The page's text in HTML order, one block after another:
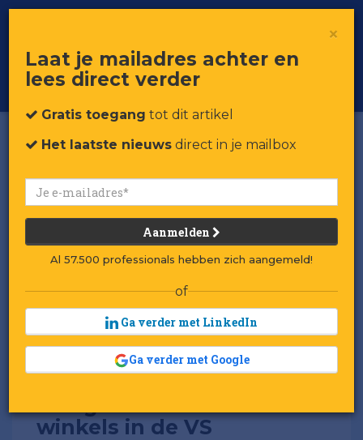
Voor professionals in retail & brands
Toggle
winkels in de VS
×
Laat je mailadres achter en
lees direct verder
Gratis toegang tot dit artikel
Het laatste nieuws direct in je mailbox
Aanmelden
Al 57.500 professionals hebben zich aangemeld!
of
Ga verder met LinkedIn
Ga verder met Google